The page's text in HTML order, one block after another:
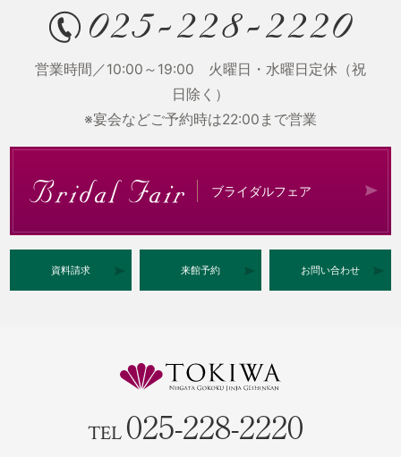
営業時間／10:00～19:00 火曜日・水曜日定休（祝
日除く）
※宴会などご予約時は22:00まで営業
ブライダルフェア
資料請求 来館予約 お問い合わせ
TEL 025-228-2220